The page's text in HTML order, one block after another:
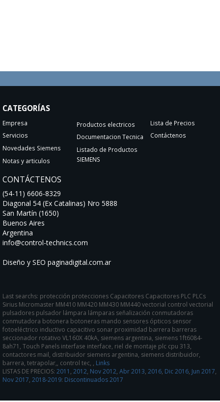
CATEGORÍAS
Empresa
Servicios
Novedades Siemens
Notas y articulos
Productos electricos
Documentacion Tecnica
Listado de Productos
SIEMENS
Lista de Precios
Contáctenos
CONTÁCTENOS
(54-11) 6606-8329
Diagonal 54 (Ex Catalinas) Nro 5888
San Martín (1650)
Buenos Aires
Argentina
info@control-technics.com
Diseño y SEO paginadigital.com.ar
Last searchs: protección protecciones Capacitores Capacitores PLC PLCs
Sirius Micromaster MM410 MM420 MM430 MM440 vectorial control vectorial
pulsadores pulsador lámpara lámparas señalización conmutadoras
conmutadora botonera botoneras mando sensores ópticos sensor
fotoeléctrico inductivo capacitivo sonar proximidad barrera barreras
seccionador rotativo VL160X 40kA, siemens argentina, siemens 1ft6084-
8ah71, Touch Panels interfase interface, riel de montaje plc cpu 313,
contactores mail, distribuidor siemens argentina, siemens distribuidor,
barrera, tetrapolar,, control tec, , Links
LISTAS DE PRECIOS: 2011 , 2012, Nov 2012, Abr 2013, 2016, Dic 2016, Jun 2017,
Nov 2017, 2018-2019: Discontinuados 2017